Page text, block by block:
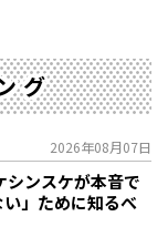
グ
2026年08月07日
シンスケが本音で
」ために知るべ